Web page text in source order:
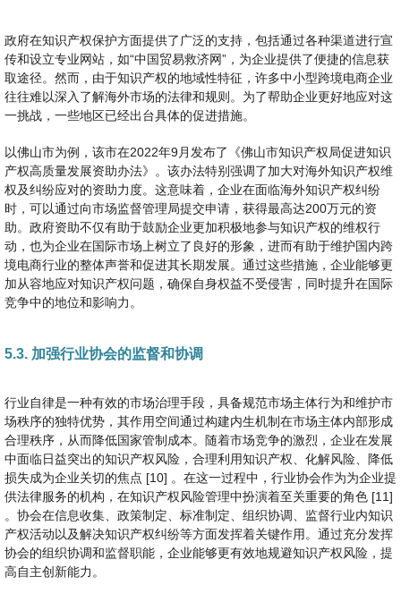
政府在知识产权保护方面提供了广泛的支持，包括通过各种渠道进行宣
传和设立专业网站，如“中国贸易救济网”，为企业提供了便捷的信息获
取途径。然而，由于知识产权的地域性特征，许多中小型跨境电商企业
往往难以深入了解海外市场的法律和规则。为了帮助企业更好地应对这
一挑战，一些地区已经出台具体的促进措施。
以佛山市为例，该市在2022年9月发布了《佛山市知识产权局促进知识
产权高质量发展资助办法》。该办法特别强调了加大对海外知识产权维
权及纠纷应对的资助力度。这意味着，企业在面临海外知识产权纠纷
时，可以通过向市场监督管理局提交申请，获得最高达200万元的资
助。政府资助不仅有助于鼓励企业更加积极地参与知识产权的维权行
动，也为企业在国际市场上树立了良好的形象，进而有助于维护国内跨
境电商行业的整体声誉和促进其长期发展。通过这些措施，企业能够更
加从容地应对知识产权问题，确保自身权益不受侵害，同时提升在国际
竞争中的地位和影响力。
5.3. 加强行业协会的监督和协调
行业自律是一种有效的市场治理手段，具备规范市场主体行为和维护市
场秩序的独特优势，其作用空间通过构建内生机制在市场主体内部形成
合理秩序，从而降低国家管制成本。随着市场竞争的激烈，企业在发展
中面临日益突出的知识产权风险，合理利用知识产权、化解风险、降低
损失成为企业关切的焦点 [10] 。在这一过程中，行业协会作为为企业提
供法律服务的机构，在知识产权风险管理中扮演着至关重要的角色 [11]
。协会在信息收集、政策制定、标准制定、组织协调、监督行业内知识
产权活动以及解决知识产权纠纷等方面发挥着关键作用。通过充分发挥
协会的组织协调和监督职能，企业能够更有效地规避知识产权风险，提
高自主创新能力。